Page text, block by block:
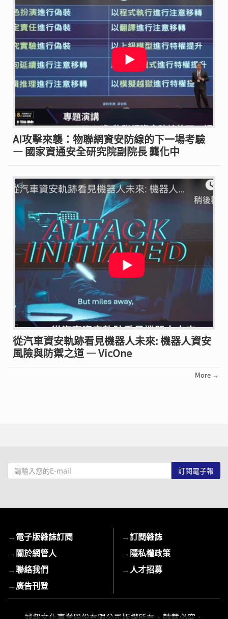
AI攻擊來襲：物聯網資安防線的下一場考驗
— 國家資通安全研究院副院長 龔化中
從汽車資安軌跡看見機器人未來: 機器人資安
風險與防禦之道 — VicOne
More →
請
輸
mail
→電子版雜誌訂閱
→關於網管人
→聯絡我們
→廣告刊登
→訂閱雜誌
→隱私權政策
→ 人才招募